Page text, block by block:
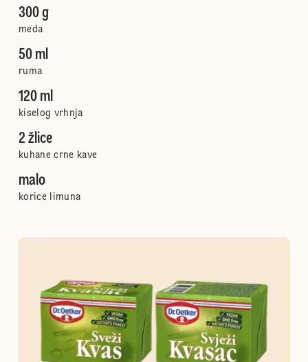
300 g
meda
50 ml
ruma
120 ml
kiselog vrhnja
2 žlice
kuhane crne kave
malo
korice limuna